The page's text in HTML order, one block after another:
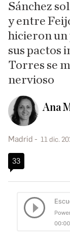
Sánchez
y entre
hicieron un
sus pactos
Torres se
nervioso
Ana
Madrid 11 dic.
33